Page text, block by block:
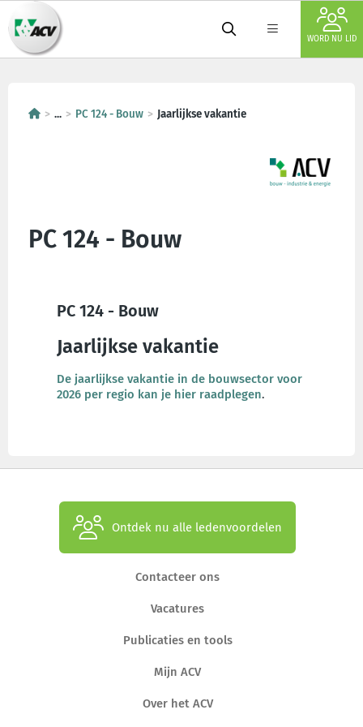
WORD NU LID
... PC 124 - Bouw Jaarlijkse vakantie
PC 124 - Bouw
PC 124 - Bouw
Jaarlijkse vakantie
De jaarlijkse vakantie in de bouwsector voor
2026 per regio kan je hier raadplegen.
Ontdek nu alle ledenvoordelen
Contacteer ons
Vacatures
Publicaties en tools
Mijn ACV
Over het ACV